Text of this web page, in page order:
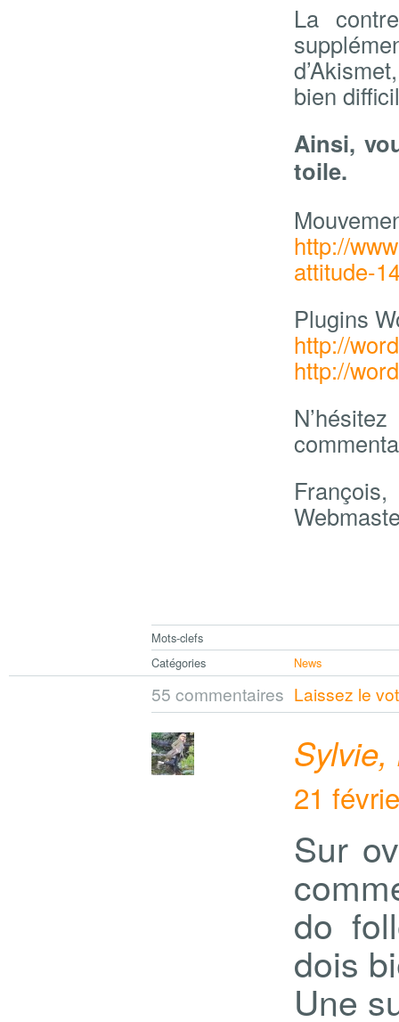
La
bien
Ainsi,
toile.
http://
attitude-
Plugins
http://
http://
François,
Mots-clefs
Catégories
News
55 commentaires Laissez le
21
Sur
do
dois
Une